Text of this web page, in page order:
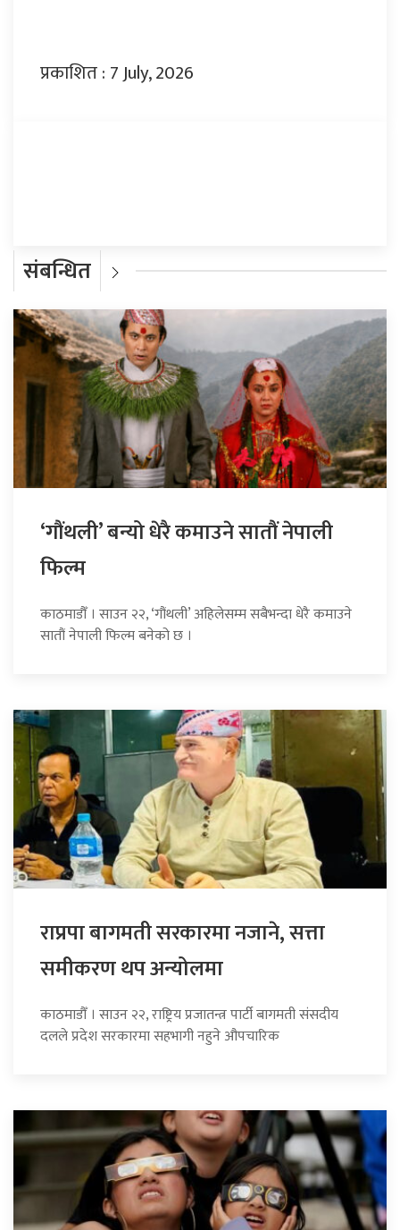
प्रकाशित : 7 July, 2026
संबन्धित
‘गौंथली’ बन्यो धेरै कमाउने सातौं नेपाली
फिल्म
काठमाडौँ । साउन २२, ‘गौंथली’ अहिलेसम्म सबैभन्दा धेरै कमाउने
सातौं नेपाली फिल्म बनेको छ ।
राप्रपा बागमती सरकारमा नजाने, सत्ता
समीकरण थप अन्योलमा
काठमाडौँ । साउन २२, राष्ट्रिय प्रजातन्त्र पार्टी बागमती संसदीय
दलले प्रदेश सरकारमा सहभागी नहुने औपचारिक